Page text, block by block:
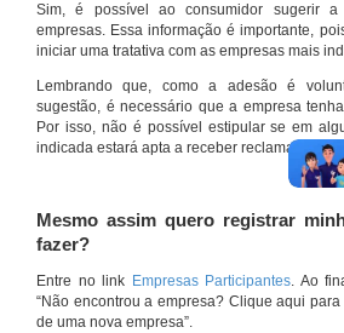
Sim, é possível ao consumidor sugerir a
empresas. Essa informação é importante,
iniciar uma tratativa com as empresas mais
Lembrando que, como a adesão é
sugestão, é necessário que a empresa
Por isso, não é possível estipular se em
indicada estará apta a receber reclamações
Mesmo assim quero registrar
fazer?
Entre no link Empresas Participantes. Ao
“Não encontrou a empresa? Clique aqui
de uma nova empresa”.